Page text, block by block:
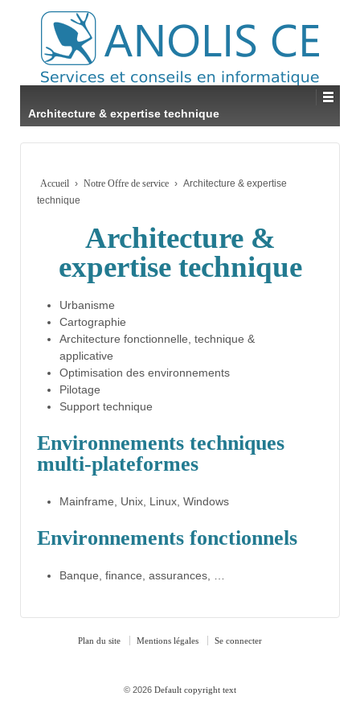
Architecture & expertise technique
Accueil › Notre Offre de service › Architecture & expertise
technique
Architecture &
expertise technique
Urbanisme
Cartographie
Architecture fonctionnelle, technique &
applicative
Optimisation des environnements
Pilotage
Support technique
Environnements techniques
multi-plateformes
Mainframe, Unix, Linux, Windows
Environnements fonctionnels
Banque, finance, assurances, …
Plan du site Mentions légales Se connecter
© 2026 Default copyright text